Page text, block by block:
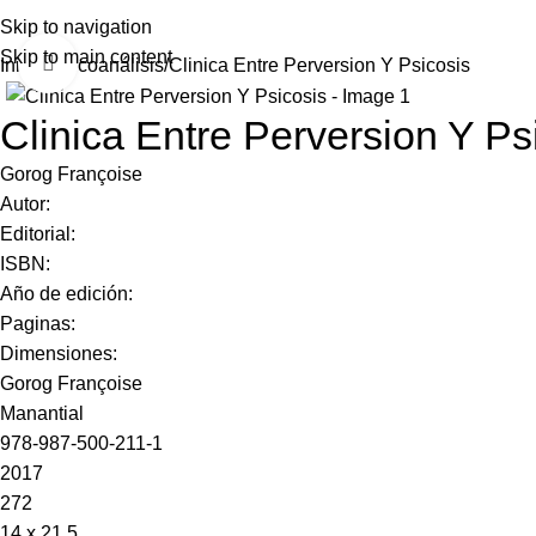
Skip to navigation
Skip to main content
Inicio Psicoanálisis Clinica Entre Perversion Y Psicosis
Click to enlarge
Clinica Entre Perversion Y
Gorog Françoise
Autor:
Editorial:
ISBN:
Año de edición:
Paginas:
Dimensiones:
Gorog Françoise
Manantial
978-987-500-211-1
2017
272